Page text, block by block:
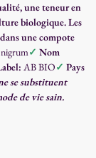
une teneur en
biologique. Les
une compote
✓ Nom
AB BIO✓ Pays
se substituent
de vie sain.